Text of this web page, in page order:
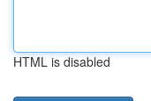
HTML is disabled